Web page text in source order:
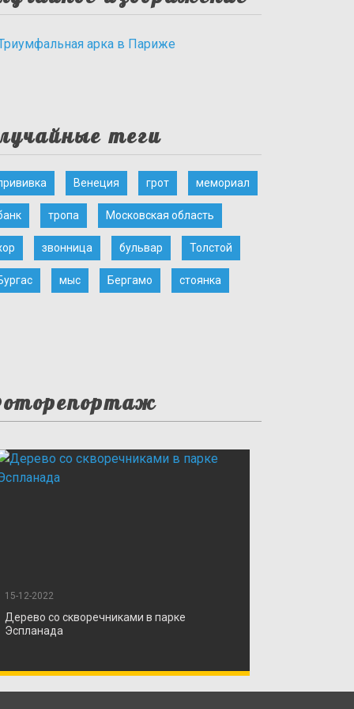
теги
Венеция грот мемориал
тропа Московская область
звонница бульвар Толстой
мыс Бергамо стоянка
15-12-2022
Дерево со скворечниками в парке
Эспланада